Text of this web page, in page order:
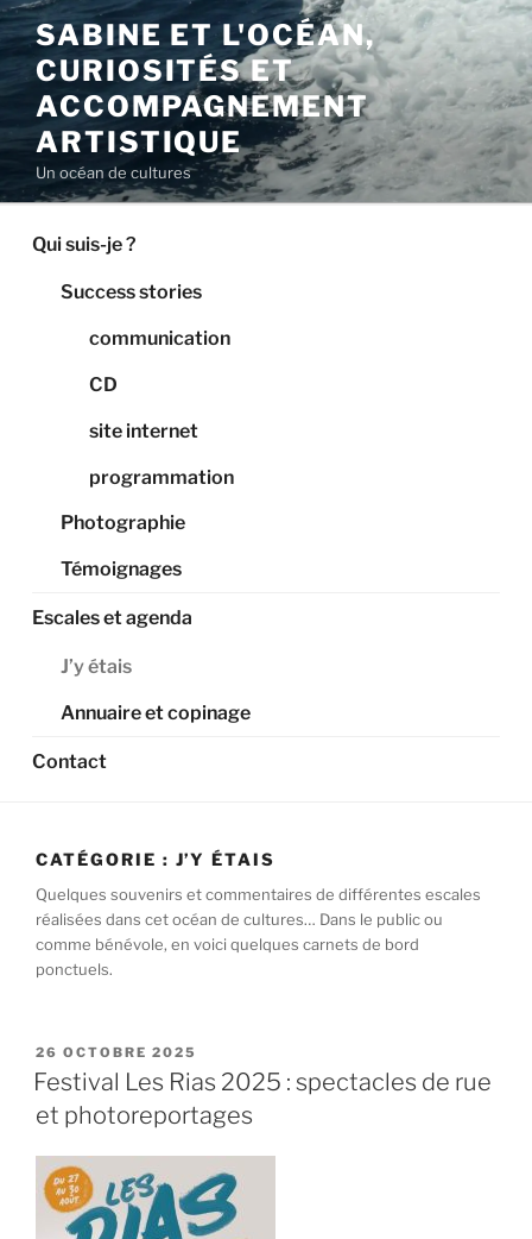
Aller
au
contenu
principal
SABINE ET L'OCÉAN,
CURIOSITÉS ET
ACCOMPAGNEMENT
ARTISTIQUE
Un océan de cultures
Qui suis-je ?
Success stories
communication
CD
site internet
programmation
Photographie
Témoignages
Escales et agenda
J’y étais
Annuaire et copinage
Contact
CATÉGORIE : J’Y ÉTAIS
Quelques souvenirs et commentaires de différentes escales
réalisées dans cet océan de cultures… Dans le public ou
comme bénévole, en voici quelques carnets de bord
ponctuels.
PUBLIÉ
LE
26 OCTOBRE 2025
Festival Les Rias 2025 : spectacles de rue
et photoreportages